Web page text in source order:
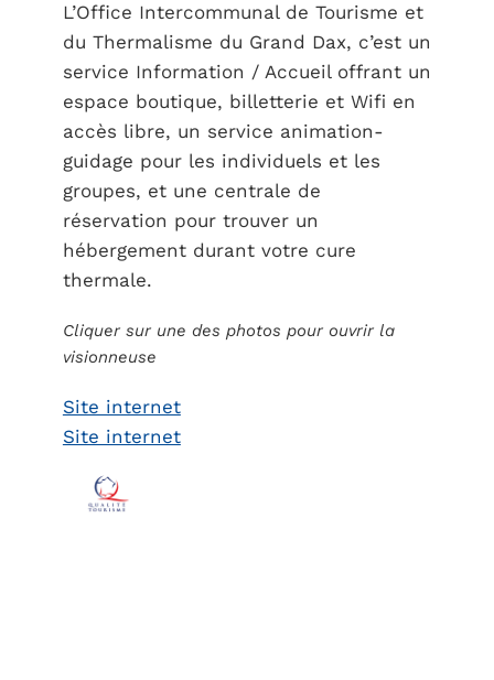
L’Office Intercommunal de Tourisme et
du Thermalisme du Grand Dax, c’est un
service Information / Accueil offrant un
espace boutique, billetterie et Wifi en
accès libre, un service animation-
guidage pour les individuels et les
groupes, et une centrale de
réservation pour trouver un
hébergement durant votre cure
thermale.
Cliquer sur une des photos pour ouvrir la
visionneuse
Site internet
Site internet